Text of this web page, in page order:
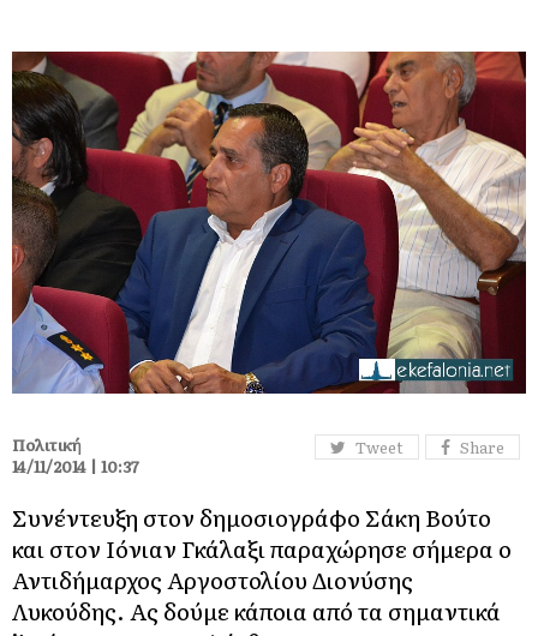
Tweet Share
Πολιτική
14/11/2014 | 10:37
Συνέντευξη στον δημοσιογράφο Σάκη Βούτο
και στον Ιόνιαν Γκάλαξι παραχώρησε σήμερα ο
Αντιδήμαρχος Αργοστολίου Διονύσης
Λυκούδης. Ας δούμε κάποια από τα σημαντικά